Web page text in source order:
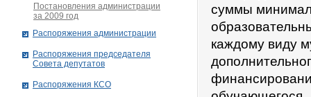
суммы
каждому виду
Постановления администрации
за 2009 год
Распоряжения администрации
Распоряжения председателя
Совета депутатов
Распоряжения КСО